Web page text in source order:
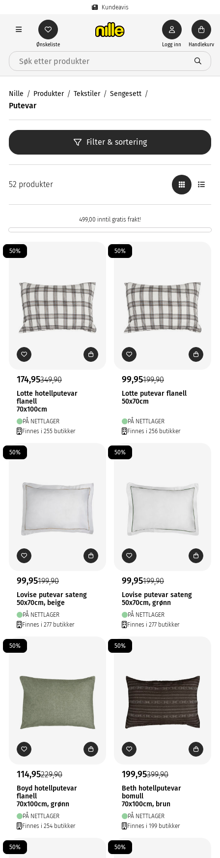
Kundeavis
Ønskeliste Logg inn Handlekurv
Nille Produkter Tekstiler Sengesett
Putevar
Filter & sortering
52 produkter
499,00 inntil gratis frakt!
50%
174,95349,90
Lotte hotellputevar
flanell
70x100cm
PÅ NETTLAGER
Finnes i 255 butikker
50%
99,95199,90
Lotte putevar flanell
50x70cm
PÅ NETTLAGER
Finnes i 256 butikker
50%
99,95199,90
Lovise putevar sateng
50x70cm, beige
PÅ NETTLAGER
Finnes i 277 butikker
50%
99,95199,90
Lovise putevar sateng
50x70cm, grønn
PÅ NETTLAGER
Finnes i 277 butikker
50%
114,95229,90
Boyd hotellputevar
flanell
70x100cm, grønn
PÅ NETTLAGER
Finnes i 254 butikker
50%
199,95399,90
Beth hotellputevar
bomull
70x100cm, brun
PÅ NETTLAGER
Finnes i 199 butikker
50% 50%